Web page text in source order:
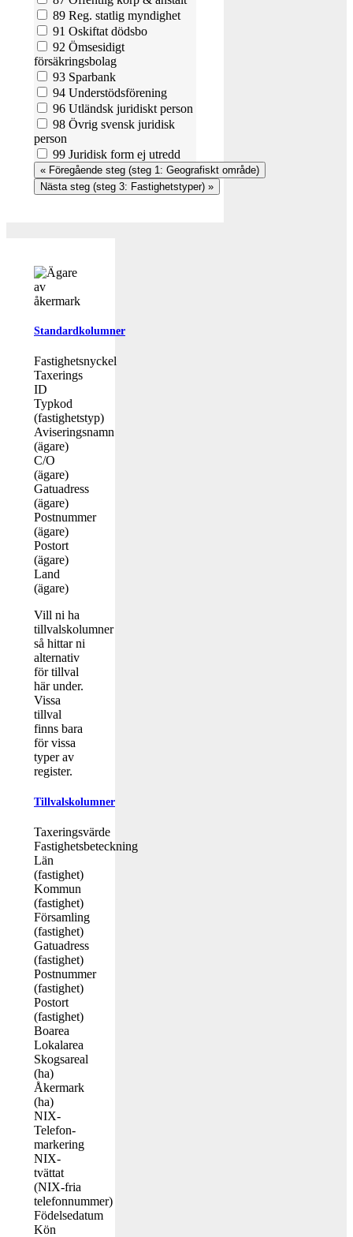
89 Reg. statlig myndighet
91 Oskiftat dödsbo
92 Ömsesidigt
försäkringsbolag
93 Sparbank
94 Understödsförening
96 Utländsk juridiskt person
98 Övrig svensk juridisk
person
99 Juridisk form ej utredd
Standardkolumner
Fastighetsnyckel
Taxerings
ID
Typkod
(fastighetstyp)
Aviseringsnamn
(ägare)
C/O
(ägare)
Gatuadress
(ägare)
Postnummer
(ägare)
Postort
(ägare)
Land
(ägare)
Vill ni ha
tillvalskolumner
så hittar ni
alternativ
för tillval
här under.
Vissa
tillval
finns bara
för vissa
typer av
register.
Tillvalskolumner
Taxeringsvärde
Fastighetsbeteckning
Län
(fastighet)
Kommun
(fastighet)
Församling
(fastighet)
Gatuadress
(fastighet)
Postnummer
(fastighet)
Postort
(fastighet)
Boarea
Lokalarea
Skogsareal
(ha)
Åkermark
(ha)
NIX-
Telefon-
markering
NIX-
tvättat
(NIX-fria
telefonnummer)
Födelsedatum
Kön